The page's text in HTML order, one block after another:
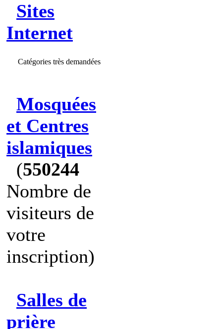
Sites
Internet
Catégories très demandées
Mosquées
et Centres
islamiques
(550244
Nombre de
visiteurs de
votre
inscription)
Salles de
prière